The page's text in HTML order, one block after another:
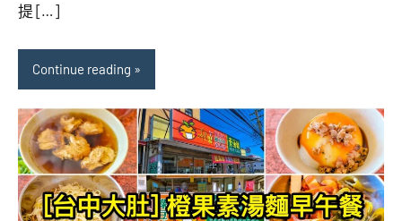
提 […]
Continue reading